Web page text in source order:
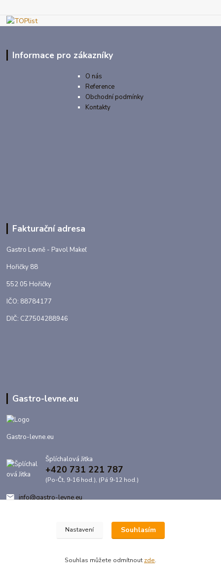
Informace pro zákazníky
O nás
Reference
Obchodní podmínky
Kontakty
Fakturační adresa
Gastro Levně - Pavol Makeľ
Hořičky 88
552 05 Hořičky
IČO: 88784177
DIČ: CZ7504288946
Gastro-levne.eu
Gastro-levne.eu
Šplíchalová Jitka
+420 731 221 787
(Po-Čt, 9-16 hod.), (Pá 9-12 hod.)
info@gastro-levne.eu
Nastavení Souhlasím
Souhlas můžete odmítnout zde.